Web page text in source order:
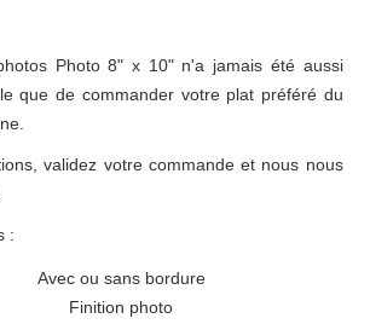
Photo 8" x 10" n'a jamais été aussi
que de commander votre plat préféré du
validez votre commande et nous nous
:
Avec ou sans bordure
Finition photo